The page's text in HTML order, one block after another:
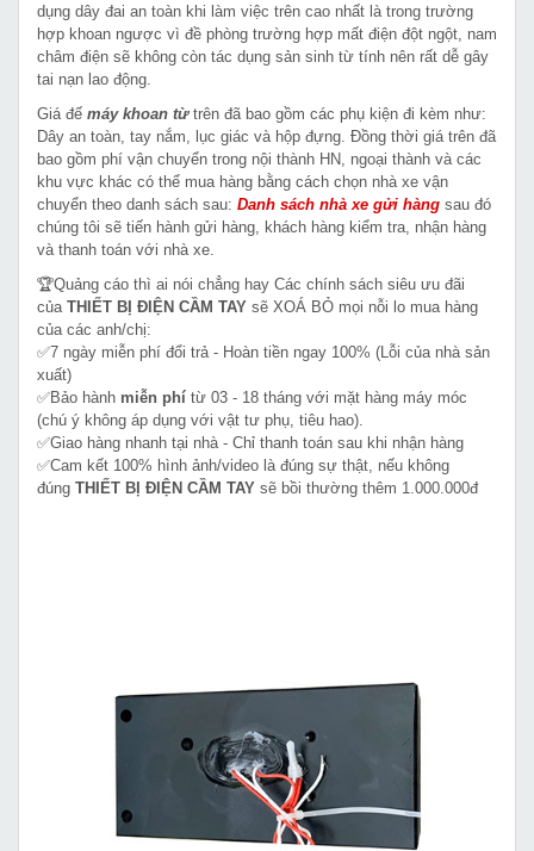
dụng dây đai an toàn khi làm việc trên cao nhất là trong trường
hợp khoan ngược vì đề phòng trường hợp mất điện đột ngột, nam
châm điện sẽ không còn tác dụng sản sinh từ tính nên rất dễ gây
tai nạn lao động.
Giá đế máy khoan từtrên đã bao gồm các phụ kiện đi kèm như:
Dây an toàn, tay nắm, lục giác và hộp đựng. Đồng thời giá trên đã
bao gồm phí vận chuyển trong nội thành HN, ngoại thành và các
khu vực khác có thể mua hàng bằng cách chọn nhà xe vận
chuyển theo danh sách sau: Danh sách nhà xe gửi hàng sau đó
chúng tôi sẽ tiến hành gửi hàng, khách hàng kiểm tra, nhận hàng
và thanh toán với nhà xe.
🏆Quảng cáo thì ai nói chẳng hay Các chính sách siêu ưu đãi
của THIẾT BỊ ĐIỆN CẦM TAY sẽ XOÁ BỎ mọi nỗi lo mua hàng
của các anh/chị:
✅7 ngày miễn phí đổi trả - Hoàn tiền ngay 100% (Lỗi của nhà sản
xuất)
✅Bảo hành miễn phí từ 03 - 18 tháng với mặt hàng máy móc
(chú ý không áp dụng với vật tư phụ, tiêu hao).
✅Giao hàng nhanh tại nhà - Chỉ thanh toán sau khi nhận hàng
✅Cam kết 100% hình ảnh/video là đúng sự thật, nếu không
đúng THIẾT BỊ ĐIỆN CẦM TAY sẽ bồi thường thêm 1.000.000đ